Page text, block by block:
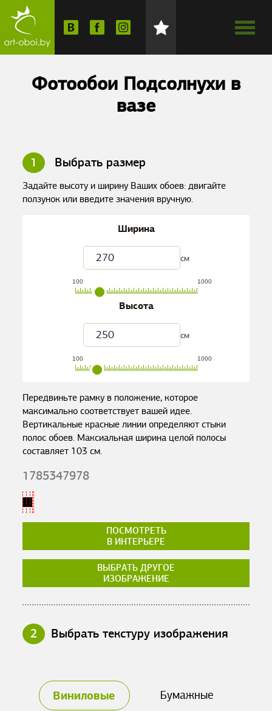
Фотообои Подсолнухи в
вазе
1 Выбрать размер
Задайте высоту и ширину Ваших обоев: двигайте
ползунок или введите значения вручную.
Ширина
см
100 1000
Высота
см
100 1000
Передвиньте рамку в положение, которое
максимально соответствует вашей идее.
Вертикальные красные линии определяют стыки
полос обоев. Максиальная ширина целой полосы
составляет 103 см.
1785347978
ПОСМОТРЕТЬ
В ИНТЕРЬЕРЕ
ВЫБРАТЬ ДРУГОЕ
ИЗОБРАЖЕНИЕ
2 Выбрать текстуру изображения
Виниловые Бумажные